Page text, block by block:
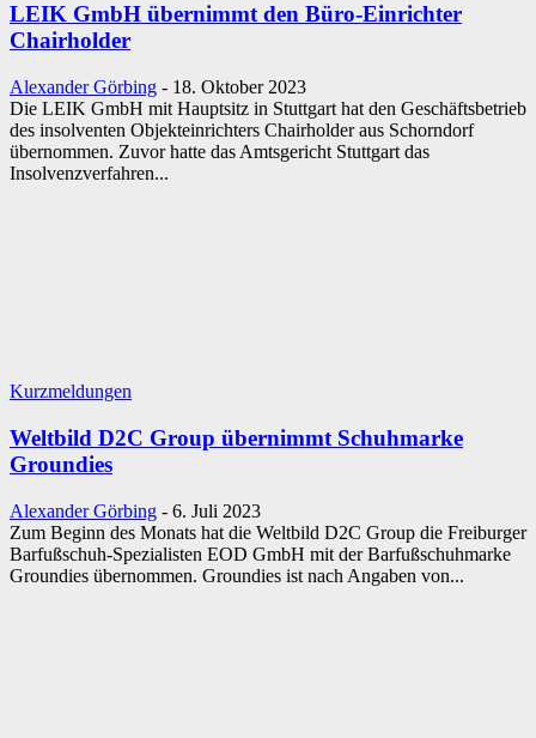
LEIK GmbH übernimmt den Büro-Einrichter
Chairholder
Alexander Görbing - 18. Oktober 2023
Die LEIK GmbH mit Hauptsitz in Stuttgart hat den Geschäftsbetrieb
des insolventen Objekteinrichters Chairholder aus Schorndorf
übernommen. Zuvor hatte das Amtsgericht Stuttgart das
Insolvenzverfahren...
Kurzmeldungen
Weltbild D2C Group übernimmt Schuhmarke
Groundies
Alexander Görbing - 6. Juli 2023
Zum Beginn des Monats hat die Weltbild D2C Group die Freiburger
Barfußschuh-Spezialisten EOD GmbH mit der Barfußschuhmarke
Groundies übernommen. Groundies ist nach Angaben von...